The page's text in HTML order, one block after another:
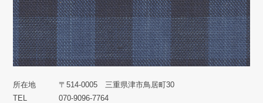
所在地
〒514-0005 三重県津市鳥居町30
TEL
070-9096-7764